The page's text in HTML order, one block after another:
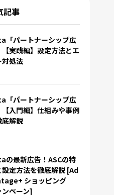
記事
「パートナーシップ広
【実践編】設定方法とエ
対処法
「パートナーシップ広
【入門編】仕組みや事例
底解説
の最新広告！ASCの特
設定方法を徹底解説 [Ad
ショッピング
ンペーン]